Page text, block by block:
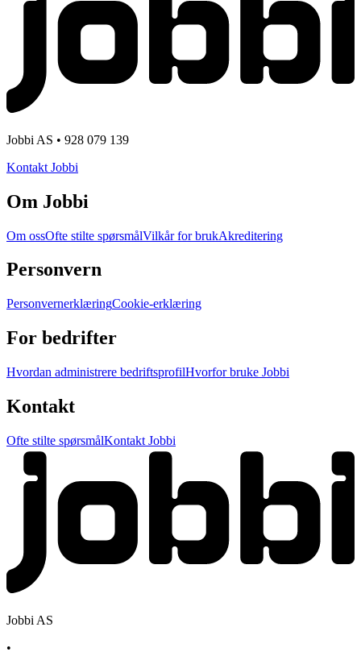
Jobbi AS • 928 079 139
Kontakt Jobbi
Om Jobbi
Om ossOfte stilte spørsmålVilkår for brukAkreditering
Personvern
PersonvernerklæringCookie-erklæring
For bedrifter
Hvordan administrere bedriftsprofilHvorfor bruke Jobbi
Kontakt
Ofte stilte spørsmålKontakt Jobbi
Jobbi AS
•